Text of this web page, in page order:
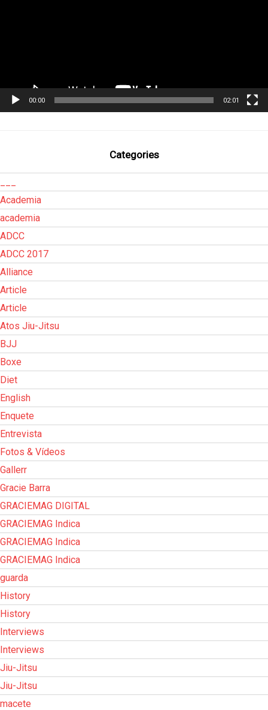
00:00 02:01
Categories
Academia
academia
ADCC
ADCC 2017
Alliance
Article
Article
Atos Jiu-Jitsu
BJJ
Boxe
Diet
English
Enquete
Entrevista
Fotos & Vídeos
Gallerr
Gracie Barra
GRACIEMAG DIGITAL
GRACIEMAG Indica
GRACIEMAG Indica
GRACIEMAG Indica
guarda
History
History
Interviews
Interviews
Jiu-Jitsu
Jiu-Jitsu
macete